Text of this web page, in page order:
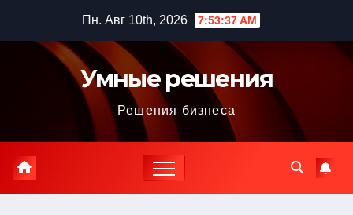
содержимому
Пн. Авг 10th, 2026 7:53:38 AM
Умные решения
Решения бизнеса